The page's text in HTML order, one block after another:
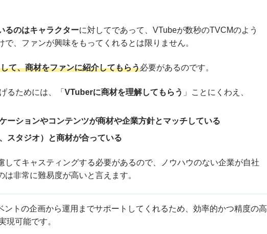
るのはキャラクターに対してであって、VTubeが数秒のTVCMのよう
で、ファンが興味をもってくれるとは限りません。
て、商材をファンに紹介してもらう必要があるのです。
るためには、「 VTuberに商材を理解してもらう 」ことにくわえ、
ーションやコンテンツが商材や企業方針とマッチしている
スタジオ）と商材が合っている
してキャスティングする必要があるので、ノウハウのない企業が自社
非常に難易度が高いと言えます。
ントの企画から運用までサポートしてくれるため、効率的かつ精度の高
現可能です。